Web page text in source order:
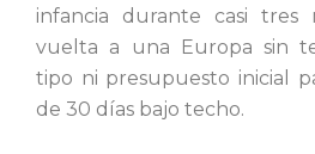
infancia durante casi tres
vuelta a una Europa sin
tipo ni presupuesto inicial
de 30 días bajo techo.